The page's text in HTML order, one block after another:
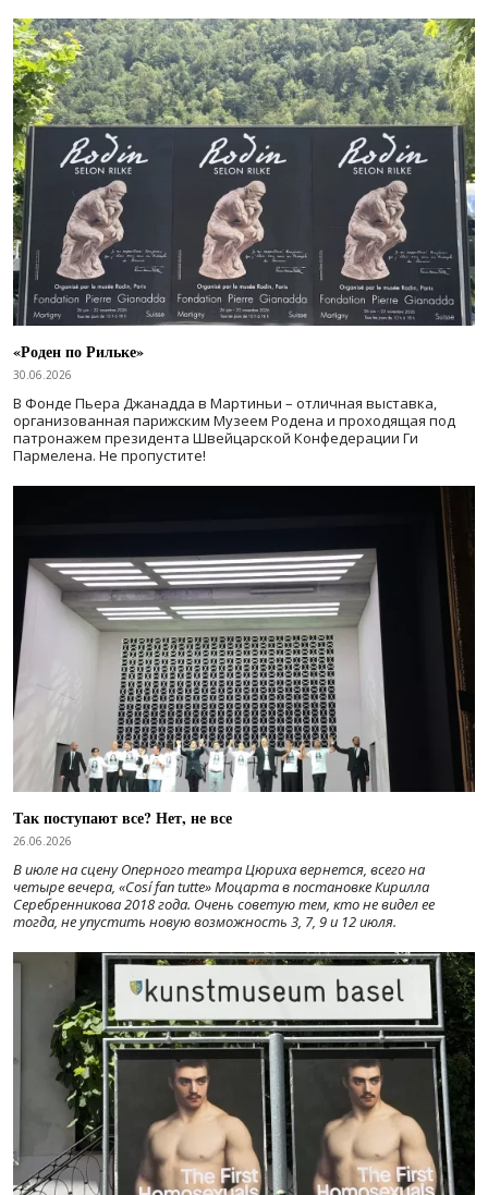
«Роден по Рильке»
30.06.2026
В Фонде Пьера Джанадда в Мартиньи – отличная выставка,
организованная парижским Музеем Родена и проходящая под
патронажем президента Швейцарской Конфедерации Ги
Пармелена. Не пропустите!
Так поступают все? Нет, не все
26.06.2026
В июле на сцену Оперного театра Цюриха вернется, всего на
четыре вечера, «Cosí fan tutte» Моцарта в постановке Кирилла
Серебренникова 2018 года. Очень советую тем, кто не видел ее
тогда, не упустить новую возможность 3, 7, 9 и 12 июля.